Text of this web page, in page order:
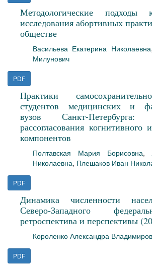
Методологические подходы
исследования абортивных
обществе
Васильева Екатерина Николаевна,
Милунович
PDF
Практики
студентов медицинских и
вузов Санкт-
рассогласования когнитивного
компонентов
Полтавская Мария Борисовна,
Николаевна, Плешаков Иван
PDF
Динамика численности
Северо‑Западного
ретроспектива и перспективы
Короленко Александра
PDF